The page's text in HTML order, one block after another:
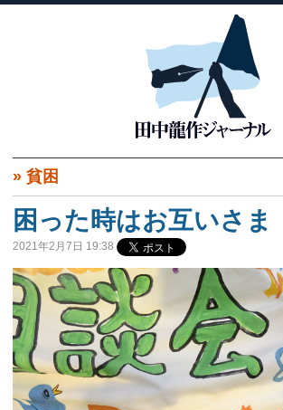
» 貧困
困った時はお互いさま
2021年2月7日 19:38